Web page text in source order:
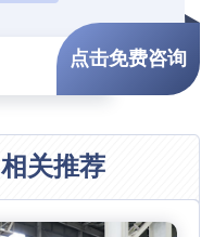
点击免费咨询
相关推荐